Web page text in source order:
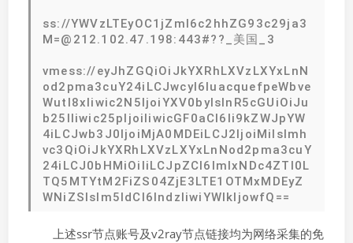
ss://YWVzLTEyOC1jZmI6c2hhZG93c29ja3
M=@212.102.47.198:443#??_美国_3
vmess://eyJhZGQiOiJkYXRhLXVzLXYxLnN
od2pma3cuY24iLCJwcyI6IuacquefpeWbve
Wutl8xIiwic2N5IjoiYXV0byIsInR5cGUiOiJu
b25lIiwic25pIjoiIiwicGF0aCI6Ii9kZWJpYW
4iLCJwb3J0IjoiMjA0MDEiLCJ2IjoiMiIsImh
vc3QiOiJkYXRhLXVzLXYxLnNod2pma3cuY
24iLCJ0bHMiOiIiLCJpZCI6ImIxNDc4ZTI0L
TQ5MTYtM2FiZS04ZjE3LTE1OTMxMDEyZ
WNiZSIsIm5ldCI6IndzIiwiYWlkIjowfQ==
上述ssr节点账号及v2ray节点链接均为网络采集的免